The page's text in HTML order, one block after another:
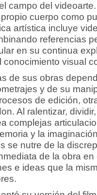
campo del
cuerpo como
artística incluye
referencias
en su continua
conocimiento visual
de sus obras
y de su
de edición,
Al ralentizar,
complejas
y la
se nutre de la
de la obra
e ideas que la